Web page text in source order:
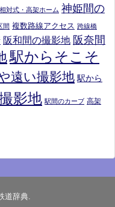
相対式・高架ホーム 神姫間の
間 複数路線アクセス 跨線橋
阪和間の撮影地 阪奈間
駅からそこそ
遠い撮影地 駅から
影地 駅間のカーブ 高架
道辞典.